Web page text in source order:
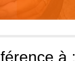
à :